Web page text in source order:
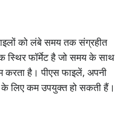
को लंबे समय तक संग्रहीत
स्थिर फॉर्मेट है जो समय के साथ
करता है। पीएस फाइलें, अपनी
लिए कम उपयुक्त हो सकती हैं।